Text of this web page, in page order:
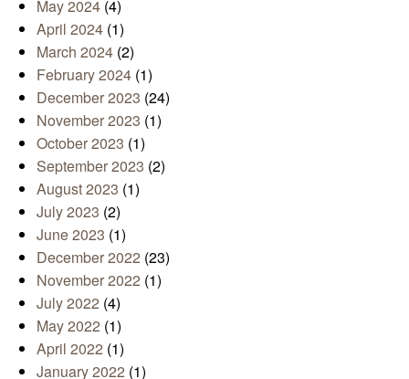
May 2024 (4)
April 2024 (1)
March 2024 (2)
February 2024 (1)
December 2023 (24)
November 2023 (1)
October 2023 (1)
September 2023 (2)
August 2023 (1)
July 2023 (2)
June 2023 (1)
December 2022 (23)
November 2022 (1)
July 2022 (4)
May 2022 (1)
April 2022 (1)
January 2022 (1)